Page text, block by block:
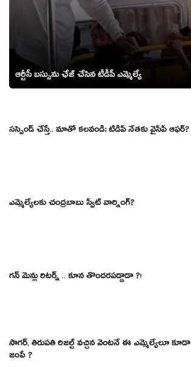
ఆర్టీసీ బస్సును ఛేజ్ చేసిన టీడీపీ ఎమ్మెల్యే
స‌స్పెండ్ చేస్తే.. మాతో క‌ల‌వండి: టీడీపీ నేత‌కు వైసీపీ ఆఫ‌ర్‌?
ఎమ్మెల్యేల‌కు చంద్ర‌బాబు స్వీట్ వార్నింగ్‌?
గన్ మెన్లు రిటర్న్ .. కూన తొందరపడ్డాడా ?!
సాగ‌ర్‌, తిరుప‌తి రిజ‌ల్ట్ వ‌చ్చిన వెంట‌నే ఈ ఎమ్మెల్యేలూ కూడా
జంపే ?